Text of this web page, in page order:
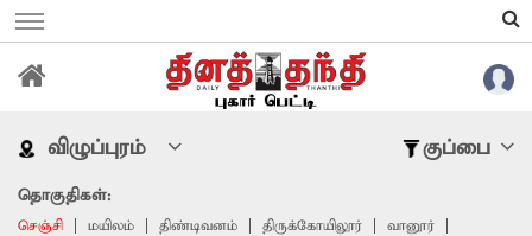
விழுப்புரம் குப்பை
தொகுதிகள்:
செஞ்சி மயிலம் திண்டிவனம் திருக்கோயிலூர்
வானூர்